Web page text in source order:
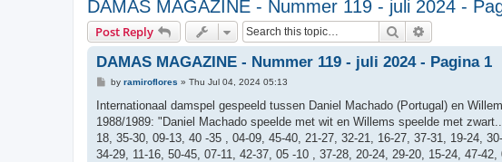
DAMAS MAGAZINE - Nummer 119 - juli 2024 -
Post Reply Search
DAMAS MAGAZINE - Nummer 119 - juli 2024 - Pagina 1
P
s
by ramiroflores » Thu Jul 04, 2024 05:13
Internationaal damspel gespeeld tussen Daniel Machado (Portugal) en
1988/1989: "Daniel Machado speelde met wit en Willems speelde met
18, 35-30, 09-13, 40 -35 , 04-09, 45-40, 21-27, 32-21, 16-27, 37-31, 19-24,
34-29, 11-16, 50-45, 07-11, 42-37, 05 -10 , 37-28, 20-24, 29-20, 15-24, 47-